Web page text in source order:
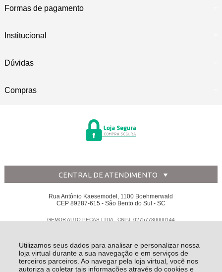
Utilizamos seus dados para analisar e personalizar nossa
loja virtual durante a sua navegação e em serviços de
terceiros parceiros. Ao navegar pela loja virtual, você nos
autoriza a coletar tais informações através do cookies e
Formas de pagamento
Institucional
Dúvidas
Compras
CENTRAL DE ATENDIMENTO
Rua Antônio Kaesemodel, 1100 Boehmerwald
CEP 89287-615 - São Bento do Sul - SC
GEMOR AUTO PECAS LTDA - CNPJ: 02757780000144